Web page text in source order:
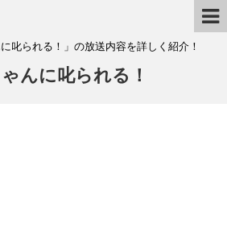
叱られる！」の放送内容を詳しく紹介！
んに叱られる！